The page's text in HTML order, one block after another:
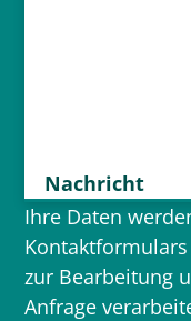
Nachricht
Ihre Daten
zur Bearbeitung
Anfrage